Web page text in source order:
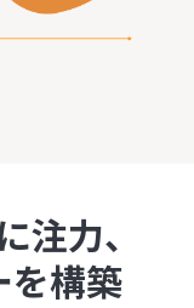
注力、
を構築